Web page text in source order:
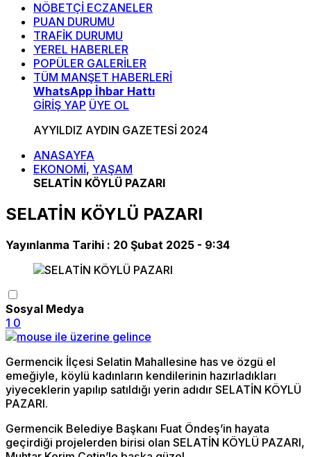
NÖBETÇİ ECZANELER
PUAN DURUMU
TRAFİK DURUMU
YEREL HABERLER
POPÜLER GALERİLER
TÜM MANŞET HABERLERİ
WhatsApp İhbar Hattı
GİRİŞ YAP ÜYE OL
AYYILDIZ AYDIN GAZETESİ 2024
ANASAYFA
EKONOMİ, YAŞAM
SELATİN KÖYLÜ PAZARI
SELATİN KÖYLÜ PAZARI
Yayınlanma Tarihi : 20 Şubat 2025 - 9:34
Sosyal Medya
1 0
Germencik İlçesi Selatin Mahallesine has ve özgü el
emeğiyle, köylü kadınların kendilerinin hazırladıkları
yiyeceklerin yapılıp satıldığı yerin adıdır SELATİN KÖYLÜ
PAZARI.
Germencik Belediye Başkanı Fuat Öndeş’in hayata
geçirdiği projelerden birisi olan SELATİN KÖYLÜ PAZARI,